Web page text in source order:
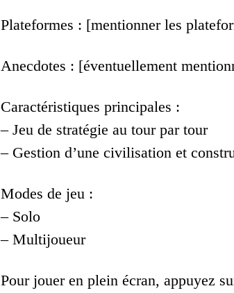
Plateformes : [mentionner les
Anecdotes : [éventuellement
Caractéristiques principales :
– Jeu de stratégie au tour par tour
– Gestion d’une civilisation et
Modes de jeu :
– Solo
– Multijoueur
Pour jouer en plein écran, appuyez